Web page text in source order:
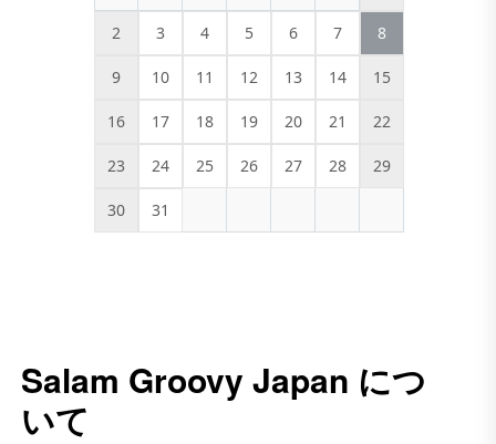
2 3 4 5 6 7 8
9 10 11 12 13 14 15
16 17 18 19 20 21 22
23 24 25 26 27 28 29
30 31
Salam Groovy Japan につ
いて